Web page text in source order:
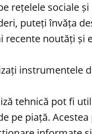
rețelele sociale
puteți învăța
recente noutăți și
instrumentele
tehnică pot fi
pe piață.